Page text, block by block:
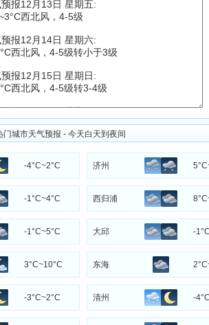
城市天气预报 - 今天白天到夜间
-4°C~2°C 济州
-1°C~4°C 西归浦
-1°C~5°C 大邱 -
3°C~10°C 东海
-3°C~2°C 清州 -